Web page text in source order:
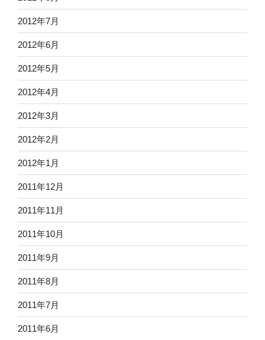
2012年7月
2012年6月
2012年5月
2012年4月
2012年3月
2012年2月
2012年1月
2011年12月
2011年11月
2011年10月
2011年9月
2011年8月
2011年7月
2011年6月